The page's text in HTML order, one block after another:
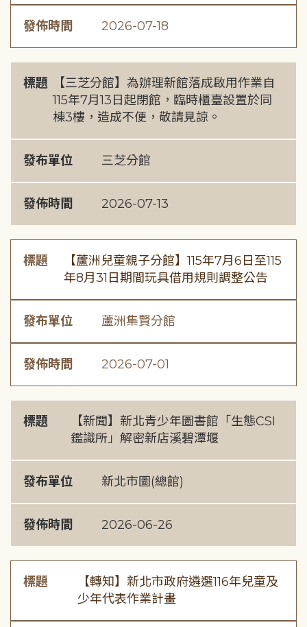
發佈時間 2026-07-18
標題
【三芝分館】為辦理新館落成啟用作業自
115年7月13日起閉館，臨時櫃臺設置於同
棟3樓，造成不便，敬請見諒。
發布單位 三芝分館
發佈時間 2026-07-13
標題
【蘆洲兒童親子分館】115年7月6日至115
年8月31日期間玩具借用規則調整公告
發布單位 蘆洲集賢分館
發佈時間 2026-07-01
標題
【新聞】新北青少年圖書館「生態CSI
鑑識所」解密新店溪碧潭堰
發布單位 新北市圖(總館)
發佈時間 2026-06-26
標題
【轉知】新北市政府遴選116年兒童及
少年代表作業計畫